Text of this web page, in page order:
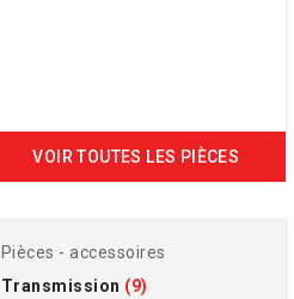
VOIR TOUTES LES PIÈCES
Pièces - accessoires
Transmission (9)